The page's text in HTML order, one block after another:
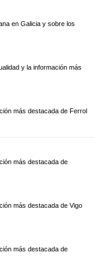
en Galicia y sobre los
y la información más
más destacada de Ferrol
más destacada de
más destacada de Vigo
más destacada de